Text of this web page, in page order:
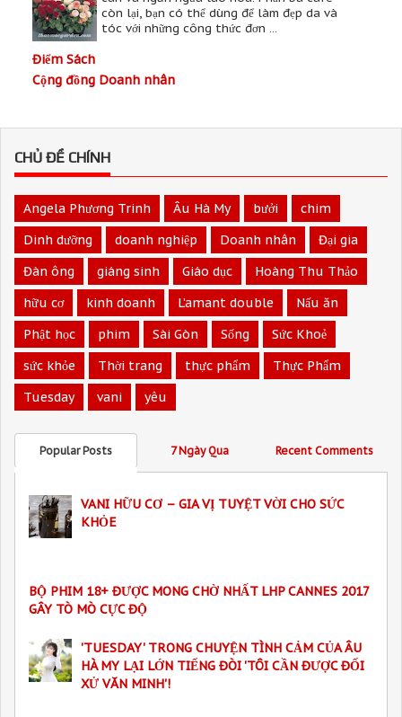
còn lại, bạn có thể dùng để làm đẹp da và
tóc với những công thức đơn ...
Điểm Sách
Cộng đồng Doanh nhân
CHỦ ĐỀ CHÍNH
Angela Phương Trinh Âu Hà My bưởi
chim
Dinh dưỡng
doanh nghiệp Doanh nhân
Đại gia
Đàn ông
giáng sinh Giáo dục
Hoàng Thu Thảo
hữu cơ
kinh doanh L’amant double
Nấu ăn
Phật học
phim Sài Gòn Sống
Sức Khoẻ
sức khỏe
Thời trang thực phẩm
Thực Phẩm
Tuesday
vani yêu
Popular Posts 7 Ngày Qua Recent Comments
VANI HỮU CƠ – GIA VỊ TUYỆT VỜI CHO SỨC
KHỎE
BỘ PHIM 18+ ĐƯỢC MONG CHỜ NHẤT LHP CANNES 2017
GÂY TÒ MÒ CỰC ĐỘ
'TUESDAY' TRONG CHUYỆN TÌNH CẢM CỦA ÂU
HÀ MY LẠI LỚN TIẾNG ĐÒI 'TÔI CẦN ĐƯỢC ĐỐI
XỬ VĂN MINH'!